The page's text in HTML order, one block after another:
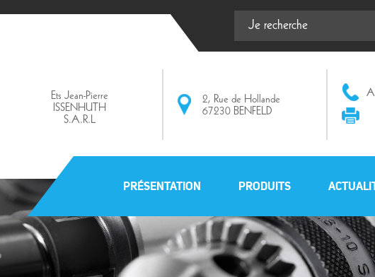
Ets Jean-Pierre
ISSENHUTH
S.A.R.L
2, Rue de Hollande
67230 BENFELD
PRÉSENTATION PRODUITS